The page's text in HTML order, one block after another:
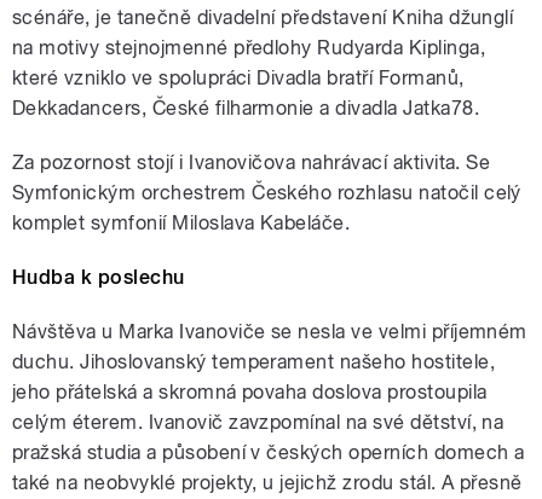
scénáře, je tanečně divadelní představení Kniha džunglí
na motivy stejnojmenné předlohy Rudyarda Kiplinga,
které vzniklo ve spolupráci Divadla bratří Formanů,
Dekkadancers, České filharmonie a divadla Jatka78.
Za pozornost stojí i Ivanovičova nahrávací aktivita. Se
Symfonickým orchestrem Českého rozhlasu natočil celý
komplet symfonií Miloslava Kabeláče.
Hudba k poslechu
Návštěva u Marka Ivanoviče se nesla ve velmi příjemném
duchu. Jihoslovanský temperament našeho hostitele,
jeho přátelská a skromná povaha doslova prostoupila
celým éterem. Ivanovič zavzpomínal na své dětství, na
pražská studia a působení v českých operních domech a
také na neobvyklé projekty, u jejichž zrodu stál. A přesně